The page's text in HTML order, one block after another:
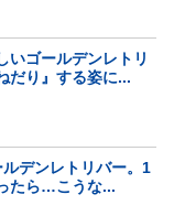
いゴールデンレトリ
だり』する姿に...
デンレトリバー。1
たら…こうな...